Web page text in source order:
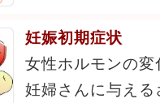
妊娠初期症状
女性ホルモンの変
妊婦さんに与える